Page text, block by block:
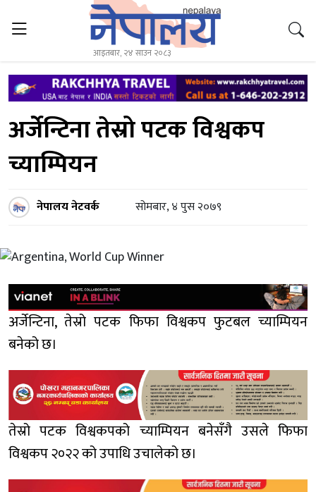
आइतबार, २४ साउन २०८३
अर्जेन्टिना तेस्रो पटक विश्वकप
च्याम्पियन
नेपालय नेटवर्क सोमबार, ४ पुस २०७९
अर्जेन्टिना, तेस्रो पटक फिफा विश्वकप फुटबल च्याम्पियन
बनेको छ।
तेस्रो पटक विश्वकपको च्याम्पियन बनेसँगै उसले फिफा
विश्वकप २०२२ को उपाधि उचालेको छ।